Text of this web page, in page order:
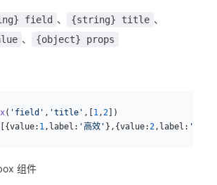
field 、 {string} title 、
、 {object} props
( 'field' , 'title' ,[1 , 2])
1 ,label: '高效' },{value: 2 ,label: '简单'
组件